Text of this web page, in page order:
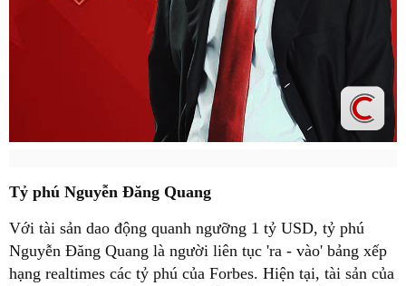
Tỷ phú Nguyễn Đăng Quang
Với tài sản dao động quanh ngưỡng 1 tỷ USD, tỷ phú
Nguyễn Đăng Quang là người liên tục 'ra - vào' bảng xếp
hạng realtimes các tỷ phú của Forbes. Hiện tại, tài sản của